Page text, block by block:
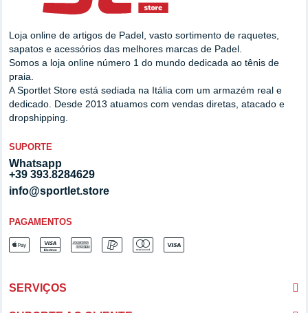
Loja online de artigos de Padel, vasto sortimento de raquetes,
sapatos e acessórios das melhores marcas de Padel.
Somos a loja online número 1 do mundo dedicada ao tênis de
praia.
A Sportlet Store está sediada na Itália com um armazém real e
dedicado. Desde 2013 atuamos com vendas diretas, atacado e
dropshipping.
SUPORTE
Whatsapp
+39 393.8284629
info@sportlet.store
PAGAMENTOS
SERVIÇOS